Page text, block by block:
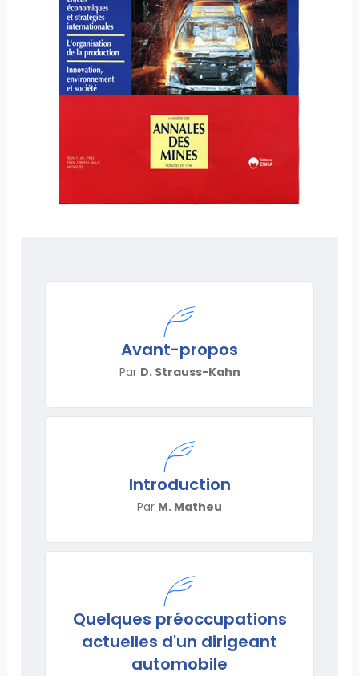
Avant-propos
Par D. Strauss-Kahn
Introduction
Par M. Matheu
Quelques préoccupations
actuelles d'un dirigeant
automobile